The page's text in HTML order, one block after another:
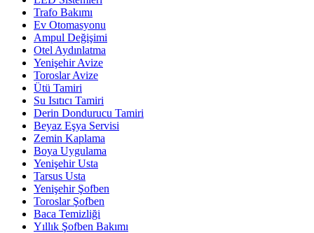
Trafo Bakımı
Ev Otomasyonu
Ampul Değişimi
Otel Aydınlatma
Yenişehir Avize
Toroslar Avize
Ütü Tamiri
Su Isıtıcı Tamiri
Derin Dondurucu Tamiri
Beyaz Eşya Servisi
Zemin Kaplama
Boya Uygulama
Yenişehir Usta
Tarsus Usta
Yenişehir Şofben
Toroslar Şofben
Baca Temizliği
Yıllık Şofben Bakımı